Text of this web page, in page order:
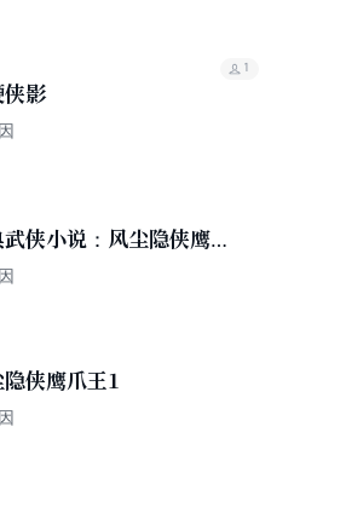
侠影
1
侠小说：风尘隐侠鹰爪
装共22册）
隐侠鹰爪王1